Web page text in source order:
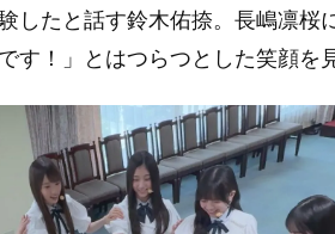
したと話す鈴木佑捺。長嶋凛桜
す！」とはつらつとした笑顔を